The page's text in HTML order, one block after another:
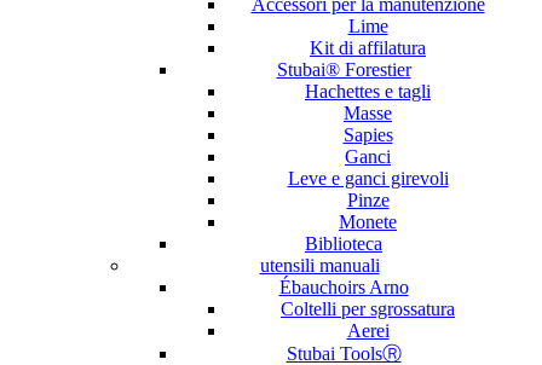
Lime
Kit di affilatura
Stubai® Forestier
Hachettes e tagli
Masse
Sapies
Ganci
Leve e ganci girevoli
Pinze
Monete
Biblioteca
utensili manuali
Ébauchoirs Arno
Coltelli per sgrossatura
Aerei
Stubai ToolsⓇ